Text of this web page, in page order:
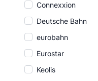
Connexxion
Deutsche Bahn
eurobahn
Eurostar
Keolis